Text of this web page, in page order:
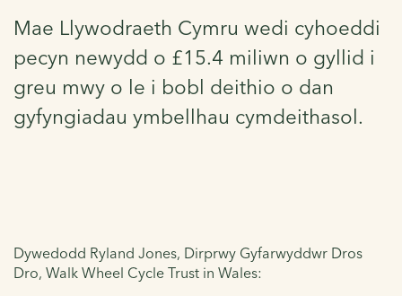
Mae Llywodraeth Cymru wedi cyhoeddi
pecyn newydd o £15.4 miliwn o gyllid i
greu mwy o le i bobl deithio o dan
gyfyngiadau ymbellhau cymdeithasol.
Dywedodd Ryland Jones, Dirprwy Gyfarwyddwr Dros
Dro, Walk Wheel Cycle Trust in Wales: